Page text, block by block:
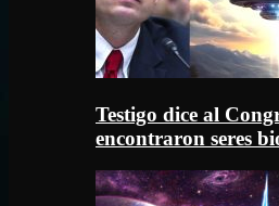
Testigo dice al
encontraron seres